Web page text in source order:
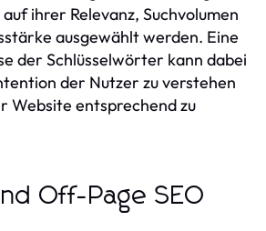
ihrer Relevanz, Suchvolumen
ausgewählt werden. Eine
der Schlüsselwörter kann dabei
der Nutzer zu verstehen
Website entsprechend zu
Off-Page SEO